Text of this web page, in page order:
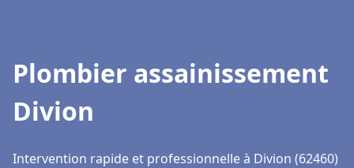
Plombier assainissement
Divion
Intervention rapide et professionnelle à Divion (62460)